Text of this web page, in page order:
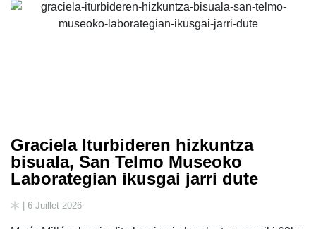
Graciela Iturbideren hizkuntza
bisuala, San Telmo Museoko
Laborategian ikusgai jarri dute
| 6 Juillet 2026